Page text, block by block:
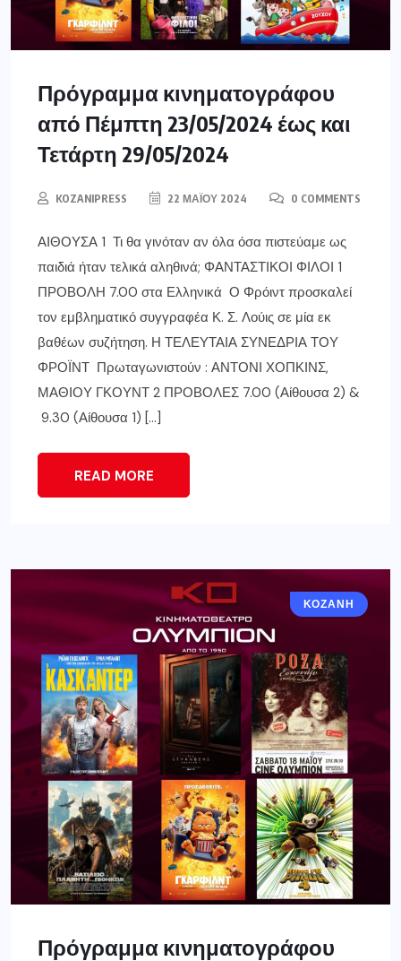
Πρόγραμμα κινηματογράφου
από Πέμπτη 23/05/2024 έως και
Τετάρτη 29/05/2024
KOZANIPRESS 22 ΜΑΪ́ΟΥ 2024 0 COMMENTS
ΑΙΘΟΥΣΑ 1 Τι θα γινόταν αν όλα όσα πιστεύαμε ως
παιδιά ήταν τελικά αληθινά; ΦΑΝΤΑΣΤΙΚΟΙ ΦΙΛΟΙ 1
ΠΡΟΒΟΛΗ 7.00 στα Ελληνικά Ο Φρόιντ προσκαλεί
τον εμβληματικό συγγραφέα Κ. Σ. Λούις σε μία εκ
βαθέων συζήτηση. Η ΤΕΛΕΥΤΑΙΑ ΣΥΝΕΔΡΙΑ ΤΟΥ
ΦΡΟΪΝΤ Πρωταγωνιστούν : ΑΝΤΟΝΙ ΧΟΠΚΙΝΣ,
ΜΑΘΙΟΥ ΓΚΟΥΝΤ 2 ΠΡΟΒΟΛΕΣ 7.00 (Αίθουσα 2) &
9.30 (Αίθουσα 1) […]
READ MORE
ΚΟΖΆΝΗ
Πρόγραμμα κινηματογράφου